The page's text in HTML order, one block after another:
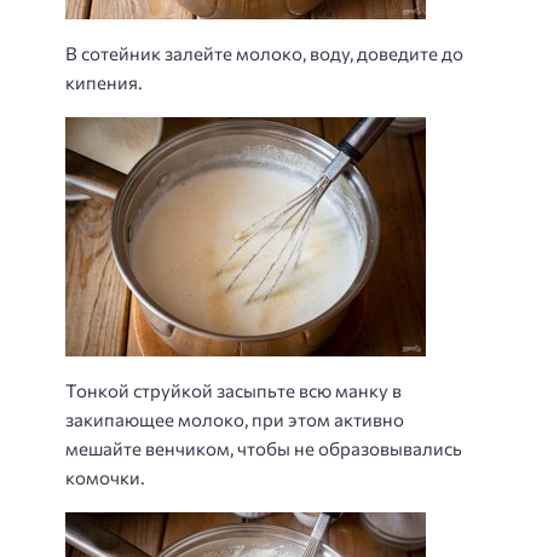
В сотейник залейте молоко, воду, доведите до
кипения.
Тонкой струйкой засыпьте всю манку в
закипающее молоко, при этом активно
мешайте венчиком, чтобы не образовывались
комочки.